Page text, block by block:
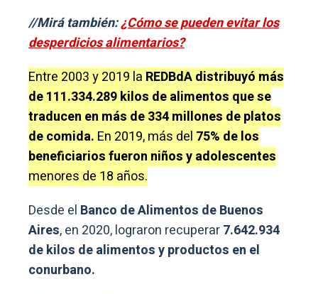
//Mirá también:¿Cómo se pueden evitar los
desperdicios alimentarios?
Entre 2003 y 2019 la REDBdA distribuyó más
de 111.334.289 kilos de alimentos que se
traducen en más de 334 millones de platos
de comida. En 2019, más del 75% de los
beneficiarios fueron niños y adolescentes
menores de 18 años.
Desde el Banco de Alimentos de Buenos
Aires, en 2020, lograron recuperar7.642.934
de kilos de alimentos y productos en el
conurbano.